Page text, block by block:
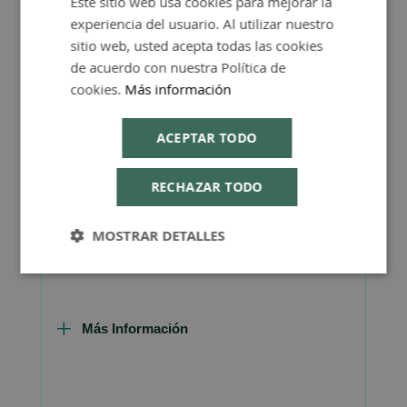
huevos, leche y productos lácteos, la
lactosa, nueces, sulfitos, apio,
pescado, mariscos y levadura.
Elaborado siguiendo las normas de
fabricación farmacéutica GMP (Good
Manufacturing Practice, Buenas
Prácticas en la Fabricación).
Más Información
ENGLISH
experiencia del usuario. Al utilizar nuestro
sitio web, usted acepta todas las cookies
de acuerdo con nuestra Política de
cookies. Más información
ACEPTAR TODO
RECHAZAR TODO
MOSTRAR DETALLES